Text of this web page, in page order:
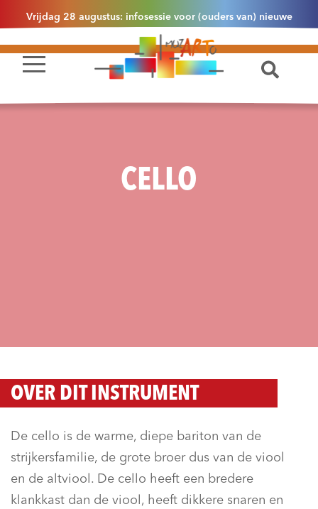
Vrijdag 28 augustus: infosessie voor (ouders van) nieuwe
leerlingen 2.1 om 13u30 in Essen
CELLO
OVER DIT INSTRUMENT
De cello is de warme, diepe bariton van de
strijkersfamilie, de grote broer dus van de viool
en de altviool. De cello heeft een bredere
klankkast dan de viool, heeft dikkere snaren en